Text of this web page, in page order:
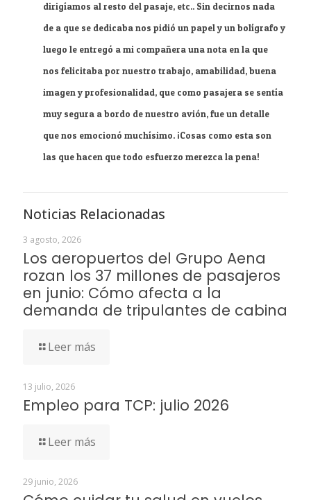
dirigíamos al resto del pasaje, etc.. Sin decirnos nada
de a que se dedicaba nos pidió un papel y un bolígrafo y
luego le entregó a mi compañera una nota en la que
nos felicitaba por nuestro trabajo, amabilidad, buena
imagen y profesionalidad, que como pasajera se sentía
muy segura a bordo de nuestro avión, fue un detalle
que nos emocionó muchísimo. ¡Cosas como esta son
las que hacen que todo esfuerzo merezca la pena!
Noticias Relacionadas
3 agosto, 2026
Los aeropuertos del Grupo Aena
rozan los 37 millones de pasajeros
en junio: Cómo afecta a la
demanda de tripulantes de cabina
Leer más
13 julio, 2026
Empleo para TCP: julio 2026
Leer más
29 junio, 2026